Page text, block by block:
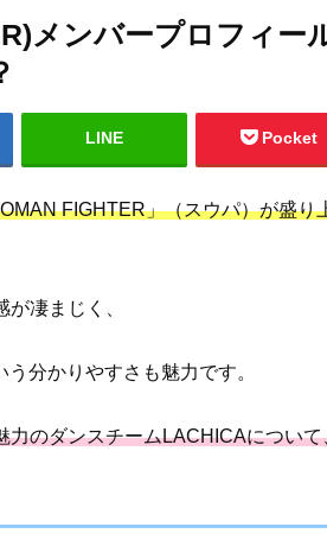
メンバープロフィー
LINE Pocket
FIGHTER」（スウパ）が盛り
凄まじく、
分かりやすさも魅力です。
力のダンスチームLACHICAについて